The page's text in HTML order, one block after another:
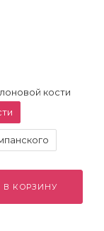
кости
В КОРЗИНУ